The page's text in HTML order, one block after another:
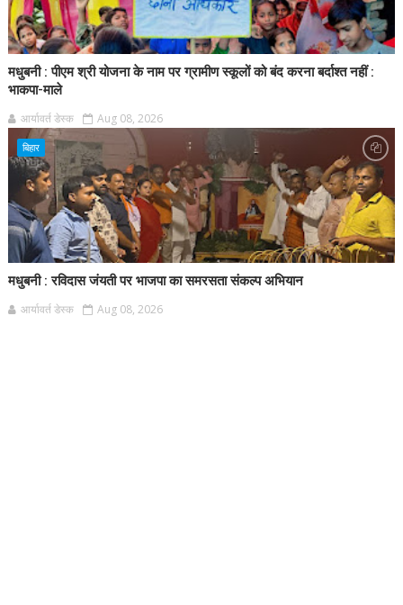
मधुबनी : पीएम श्री योजना के नाम पर ग्रामीण स्कूलों को बंद करना बर्दाश्त नहीं :
भाकपा-माले
आर्यावर्त डेस्क Aug 08, 2026
बिहार
मधुबनी : रविदास जंयती पर भाजपा का समरसता संकल्प अभियान
आर्यावर्त डेस्क Aug 08, 2026